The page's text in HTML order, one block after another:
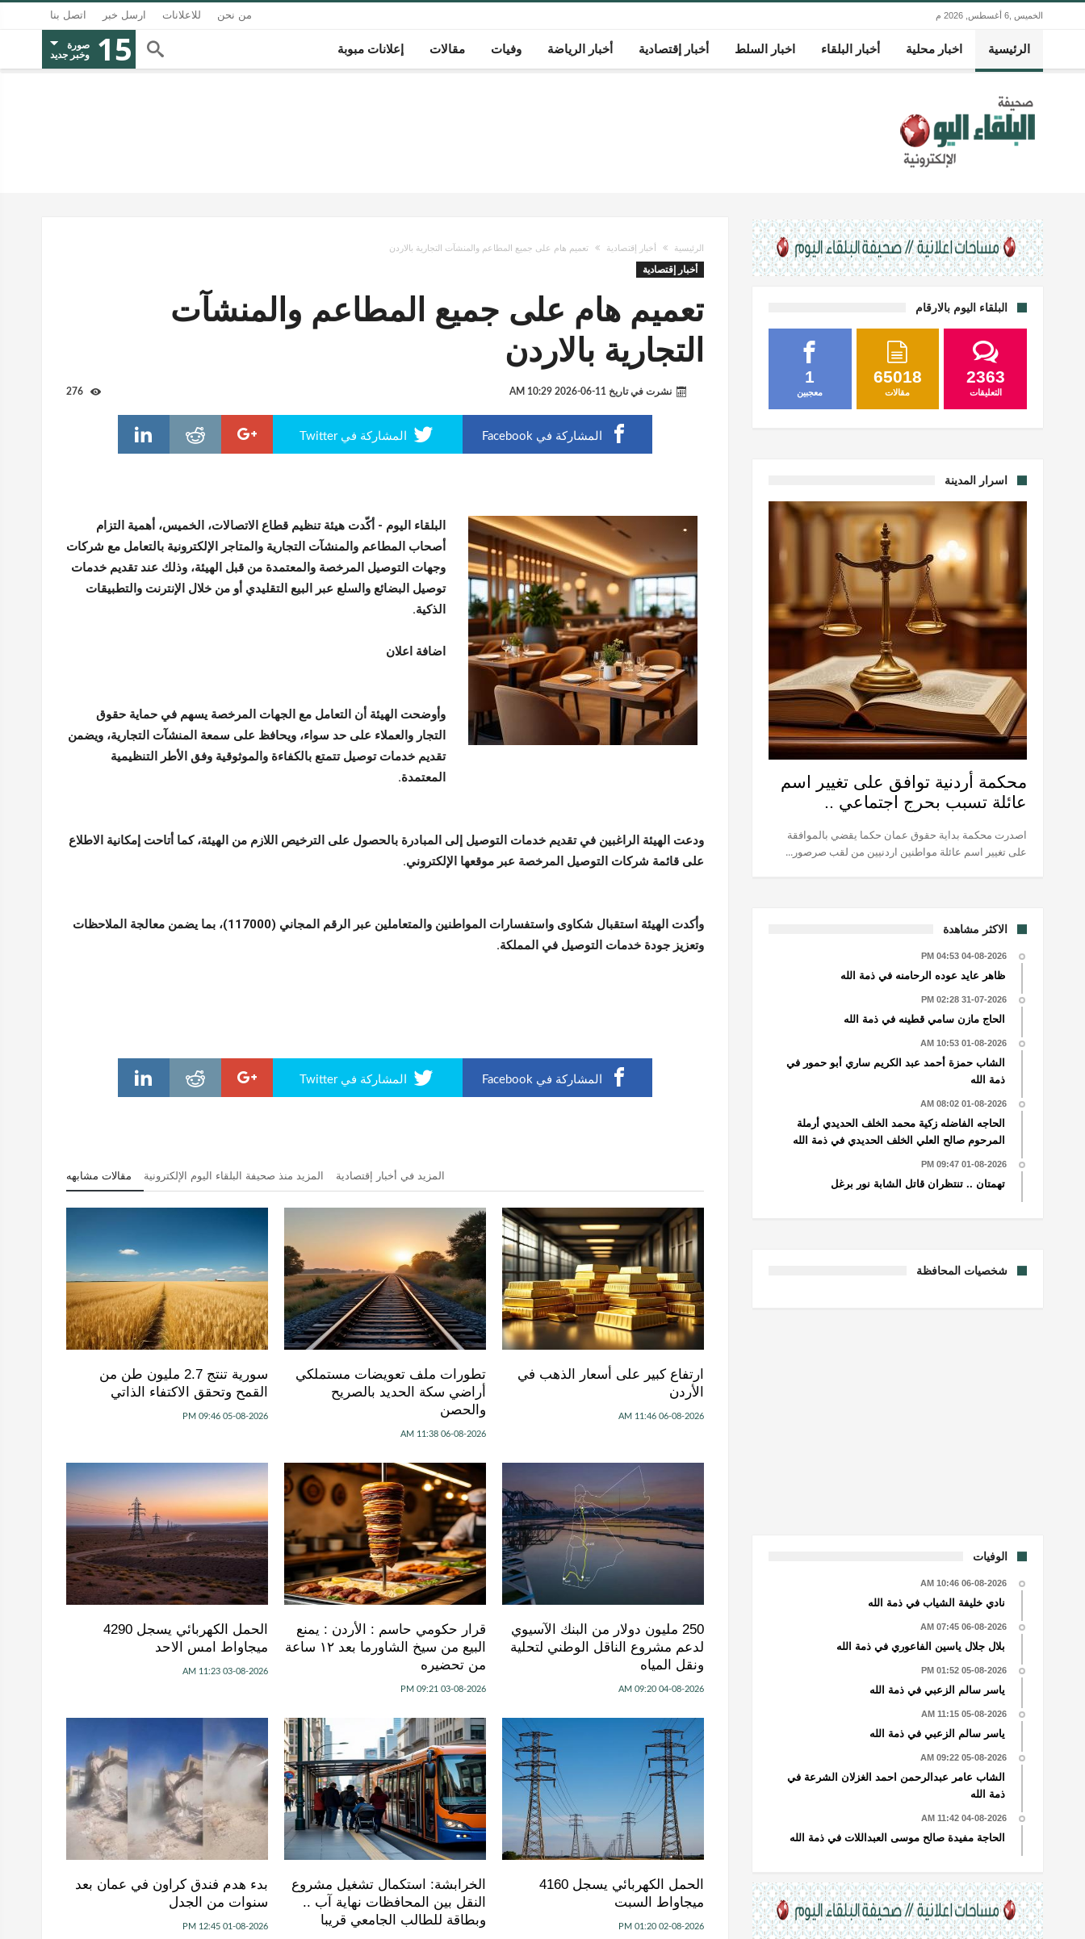
الخميس ,6 أغسطس, 2026 م من نحن للاعلانات ارسل خبر اتصل بنا
الرئيسية اخبار محلية أخبار البلقاء اخبار السلط أخبار إقتصادية أخبار الرياضة وفيات مقالات إعلانات مبوبة 15 صورة
وخبر جديد
الرئيسية أخبار إقتصادية تعميم هام على جميع المطاعم والمنشآت التجارية بالاردن
أخبار إقتصادية
تعميم هام على جميع المطاعم والمنشآت
التجارية بالاردن
نشرت في تاريخ 11-06-2026 10:29 AM
المشاركة في Facebook المشاركة في Twitter
البلقاء اليوم - أكّدت هيئة تنظيم قطاع الاتصالات، الخميس، أهمية التزام
أصحاب المطاعم والمنشآت التجارية والمتاجر الإلكترونية بالتعامل مع شركات
وجهات التوصيل المرخصة والمعتمدة من قبل الهيئة، وذلك عند تقديم خدمات
توصيل البضائع والسلع عبر البيع التقليدي أو من خلال الإنترنت والتطبيقات
الذكية.
اضافة اعلان
وأوضحت الهيئة أن التعامل مع الجهات المرخصة يسهم في حماية حقوق
التجار والعملاء على حد سواء، ويحافظ على سمعة المنشآت التجارية، ويضمن
تقديم خدمات توصيل تتمتع بالكفاءة والموثوقية وفق الأطر التنظيمية
المعتمدة.
ودعت الهيئة الراغبين في تقديم خدمات التوصيل إلى المبادرة بالحصول على الترخيص اللازم من الهيئة، كما أتاحت إمكانية الاطلاع
على قائمة شركات التوصيل المرخصة عبر موقعها الإلكتروني.
وأكدت الهيئة استقبال شكاوى واستفسارات المواطنين والمتعاملين عبر الرقم المجاني (117000)، بما يضمن معالجة الملاحظات
وتعزيز جودة خدمات التوصيل في المملكة.
المشاركة في Facebook المشاركة في Twitter
مقالات مشابهه المزيد منذ صحيفة البلقاء اليوم الإلكترونية المزيد في أخبار إقتصادية
ارتفاع كبير على أسعار الذهب في
الأردن
06-08-2026 11:46 AM
تطورات ملف تعويضات مستملكي
أراضي سكة الحديد بالصريح
والحصن
06-08-2026 11:38 AM
سورية تنتج 2.7 مليون طن من
القمح وتحقق الاكتفاء الذاتي
05-08-2026 09:46 PM
250 مليون دولار من البنك الآسيوي
لدعم مشروع الناقل الوطني لتحلية
ونقل المياه
04-08-2026 09:20 AM
قرار حكومي حاسم : الأردن : يمنع
البيع من سيخ الشاورما بعد ١٢ ساعة
من تحضيره
03-08-2026 09:21 PM
الحمل الكهربائي يسجل 4290
ميجاواط امس الاحد
03-08-2026 11:23 AM
الحمل الكهربائي يسجل 4160
ميجاواط السبت
02-08-2026 01:20 PM
الخرابشة: استكمال تشغيل مشروع
النقل بين المحافظات نهاية آب ..
وبطاقة للطالب الجامعي قريبا
بدء هدم فندق كراون في عمان بعد
سنوات من الجدل
01-08-2026 12:45 PM
البلقاء اليوم بالارقام
1
معجبين
65018
مقالات
2363
التعليقات
اسرار المدينة
محكمة أردنية توافق على تغيير اسم
عائلة تسبب بحرج اجتماعي ..
اصدرت محكمة بداية حقوق عمان حكما يقضي بالموافقة
على تغيير اسم عائلة مواطنين اردنيين من لقب صرصور...
الاكثر مشاهدة
04-08-2026 04:53 PM
ظاهر عايد عوده الرحامنه في ذمة الله
31-07-2026 02:28 PM
الحاج مازن سامي قطينه في ذمة الله
01-08-2026 10:53 AM
الشاب حمزة أحمد عبد الكريم ساري أبو حمور في
ذمة الله
01-08-2026 08:02 AM
الحاجه الفاضله زكية محمد الخلف الحديدي أرملة
المرحوم صالح العلي الخلف الحديدي في ذمة الله
01-08-2026 09:47 PM
تهمتان .. تنتظران قاتل الشابة نور برغل
شخصيات المحافظة
الوفيات
06-08-2026 10:46 AM
نادي خليفة الشياب في ذمة الله
06-08-2026 07:45 AM
بلال جلال ياسين الفاعوري في ذمة الله
05-08-2026 01:52 PM
ياسر سالم الزعبي في ذمة الله
05-08-2026 11:15 AM
ياسر سالم الزعبي في ذمة الله
05-08-2026 09:22 AM
الشاب عامر عبدالرحمن احمد الغزلان الشرعة في
ذمة الله
04-08-2026 11:42 AM
الحاجة مفيدة صالح موسى العبداللات في ذمة الله